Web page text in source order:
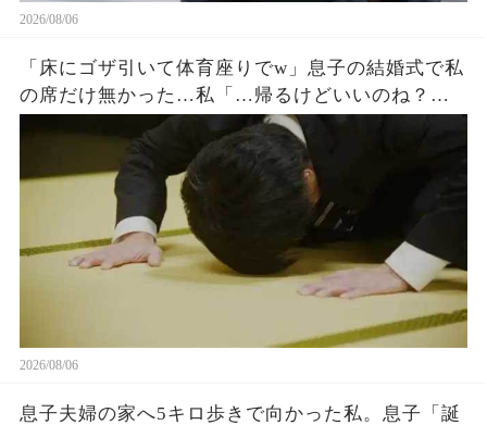
2026/08/06
「床にゴザ引いて体育座りでw」息子の結婚式で私
の席だけ無かった…私「…帰るけどいいのね？」
息子嫁「とっとと帰れw」→30分後、結婚式でトラ
ブルが起きたw
2026/08/06
息子夫婦の家へ5キロ歩きで向かった私。息子「誕